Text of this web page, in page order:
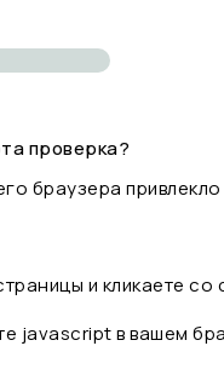
проверка?
браузера
и кликаете
javascript в вашем